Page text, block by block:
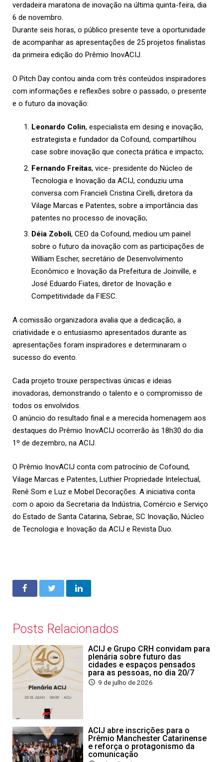
verdadeira maratona de inovação na última quinta-feira, dia
6 de novembro.
Durante seis horas, o público presente teve a oportunidade
de acompanhar as apresentações de 25 projetos finalistas
da primeira edição do Prêmio InovACIJ.
O Pitch Day contou ainda com três conteúdos inspiradores
com informações e reflexões sobre o passado, o presente
e o futuro da inovação:
Leonardo Colin, especialista em desing e inovação,
estrategista e fundador da Cofound, compartilhou
case sobre inovação que conecta prática e impacto;
Fernando Freitas, vice- presidente do Núcleo de
Tecnologia e Inovação da ACIJ, conduziu uma
conversa com Francieli Cristina Cirelli, diretora da
Vilage Marcas e Patentes, sobre a importância das
patentes no processo de inovação;
Déia Zoboli, CEO da Cofound, mediou um painel
sobre o futuro da inovação com as participações de
William Escher, secretário de Desenvolvimento
Econômico e Inovação da Prefeitura de Joinville, e
José Eduardo Fiates, diretor de Inovação e
Competitividade da FIESC.
A comissão organizadora avalia que a dedicação, a
criatividade e o entusiasmo apresentados durante as
apresentações foram inspiradores e determinaram o
sucesso do evento.
Cada projeto trouxe perspectivas únicas e ideias
inovadoras, demonstrando o talento e o compromisso de
todos os envolvidos.
O anúncio do resultado final e a merecida homenagem aos
destaques do Prêmio InovACIJ ocorrerão às 18h30 do dia
1º de dezembro, na ACIJ.
O Prêmio InovACIJ conta com patrocínio de Cofound,
Vilage Marcas e Patentes, Luthier Propriedade Intelectual,
Renê Som e Luz e Mobel Decorações. A iniciativa conta
com o apoio da Secretaria da Indústria, Comércio e Serviço
do Estado de Santa Catarina, Sebrae, SC Inovação, Núcleo
de Tecnologia e Inovação da ACIJ e Revista Duo.
Posts Relacionados
ACIJ e Grupo CRH convidam para
plenária sobre futuro das
cidades e espaços pensados
para as pessoas, no dia 20/7
9 de julho de 2026
ACIJ abre inscrições para o
Prêmio Manchester Catarinense
e reforça o protagonismo da
comunicação